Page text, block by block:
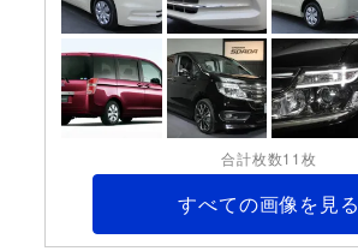
合計枚数11枚
すべての画像を見る